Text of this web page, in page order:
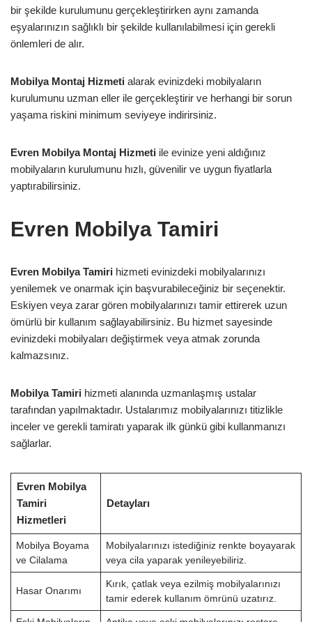
bir şekilde kurulumunu gerçekleştirirken aynı zamanda
eşyalarınızın sağlıklı bir şekilde kullanılabilmesi için gerekli
önlemleri de alır.
Mobilya Montaj Hizmeti alarak evinizdeki mobilyaların
kurulumunu uzman eller ile gerçekleştirir ve herhangi bir sorun
yaşama riskini minimum seviyeye indirirsiniz.
Evren Mobilya Montaj Hizmeti ile evinize yeni aldığınız
mobilyaların kurulumunu hızlı, güvenilir ve uygun fiyatlarla
yaptırabilirsiniz.
Evren Mobilya Tamiri
Evren Mobilya Tamiri hizmeti evinizdeki mobilyalarınızı
yenilemek ve onarmak için başvurabileceğiniz bir seçenektir.
Eskiyen veya zarar gören mobilyalarınızı tamir ettirerek uzun
ömürlü bir kullanım sağlayabilirsiniz. Bu hizmet sayesinde
evinizdeki mobilyaları değiştirmek veya atmak zorunda
kalmazsınız.
Mobilya Tamiri hizmeti alanında uzmanlaşmış ustalar
tarafından yapılmaktadır. Ustalarımız mobilyalarınızı titizlikle
inceler ve gerekli tamiratı yaparak ilk günkü gibi kullanmanızı
sağlarlar.
Evren Mobilya
Tamiri
Hizmetleri
Detayları
Mobilya Boyama
ve Cilalama
Mobilyalarınızı istediğiniz renkte boyayarak
veya cila yaparak yenileyebiliriz.
Hasar Onarımı
Kırık, çatlak veya ezilmiş mobilyalarınızı
tamir ederek kullanım ömrünü uzatırız.